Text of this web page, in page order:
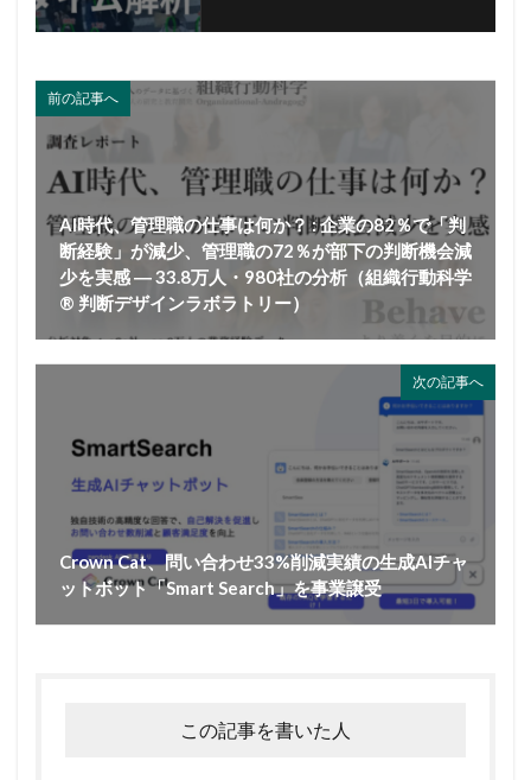
前の記事へ
AI時代、管理職の仕事は何か？ : 企業の82％で「判
断経験」が減少、管理職の72％が部下の判断機会減
少を実感 ― 33.8万人・980社の分析（組織行動科学
® 判断デザインラボラトリー）
次の記事へ
Crown Cat、問い合わせ33%削減実績の生成AIチャ
ットボット「Smart Search」を事業譲受
この記事を書いた人